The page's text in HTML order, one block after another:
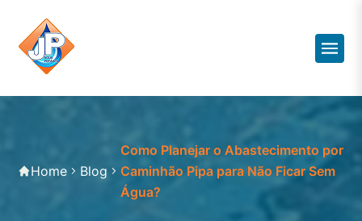
Home Blog
Como Planejar o Abastecimento por
Caminhão Pipa para Não Ficar Sem
Água?